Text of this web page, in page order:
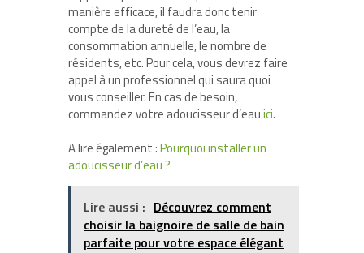
manière efficace, il faudra donc tenir
compte de la dureté de l’eau, la
consommation annuelle, le nombre de
résidents, etc. Pour cela, vous devrez faire
appel à un professionnel qui saura quoi
vous conseiller. En cas de besoin,
commandez votre adoucisseur d’eauici.
A lire également :Pourquoi installer un
adoucisseur d’eau ?
Lire aussi : Découvrez comment
choisir la baignoire de salle de bain
parfaite pour votre espace élégant